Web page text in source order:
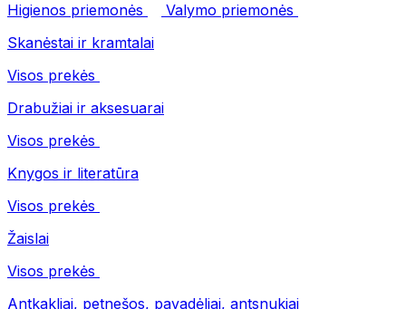
Higienos priemonės
Valymo priemonės
Skanėstai ir kramtalai
Visos prekės
Drabužiai ir aksesuarai
Visos prekės
Knygos ir literatūra
Visos prekės
Žaislai
Visos prekės
Antkakliai, petnešos, pavadėliai, antsnukiai